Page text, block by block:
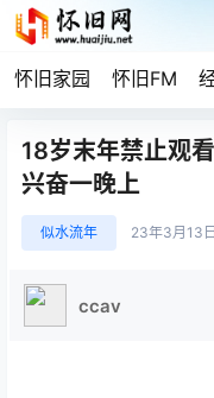
怀旧家园 怀旧FM
18岁末年禁止观
兴奋一晚上
似水流年 23年3月13日
ccav